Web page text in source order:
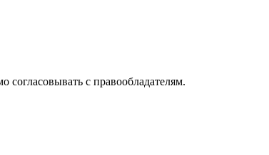
с правообладателям.